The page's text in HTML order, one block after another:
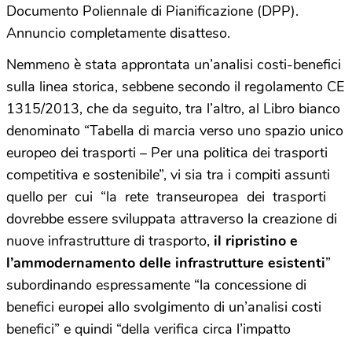
Documento Poliennale di Pianificazione (DPP).
Annuncio completamente disatteso.
Nemmeno è stata approntata un’analisi costi-benefici
sulla linea storica, sebbene secondo il regolamento CE
1315/2013, che da seguito, tra l’altro, al Libro bianco
denominato “Tabella di marcia verso uno spazio unico
europeo dei trasporti – Per una politica dei trasporti
competitiva e sostenibile”, vi sia tra i compiti assunti
quello per cui “la rete transeuropea dei trasporti
dovrebbe essere sviluppata attraverso la creazione di
nuove infrastrutture di trasporto, il ripristino e
l’ammodernamento delle infrastrutture esistenti”
subordinando espressamente “la concessione di
benefici europei allo svolgimento di un’analisi costi
benefici” e quindi “della verifica circa l’impatto